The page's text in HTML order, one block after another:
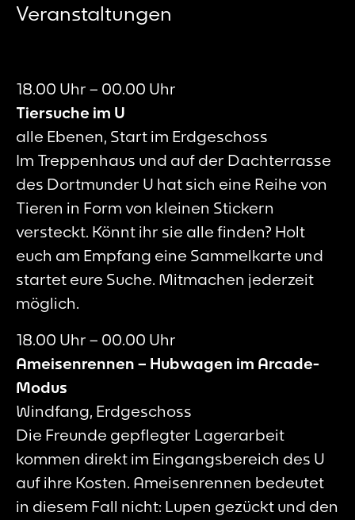
Veranstaltungen
18.00 Uhr – 00.00 Uhr
Tiersuche im U
alle Ebenen, Start im Erdgeschoss
Im Treppenhaus und auf der Dachterrasse
des Dortmunder U hat sich eine Reihe von
Tieren in Form von kleinen Stickern
versteckt. Könnt ihr sie alle finden? Holt
euch am Empfang eine Sammelkarte und
startet eure Suche. Mitmachen jederzeit
möglich.
18.00 Uhr – 00.00 Uhr
Ameisenrennen – Hubwagen im Arcade-
Modus
Windfang, Erdgeschoss
Die Freunde gepflegter Lagerarbeit
kommen direkt im Eingangsbereich des U
auf ihre Kosten. Ameisenrennen bedeutet
in diesem Fall nicht: Lupen gezückt und den